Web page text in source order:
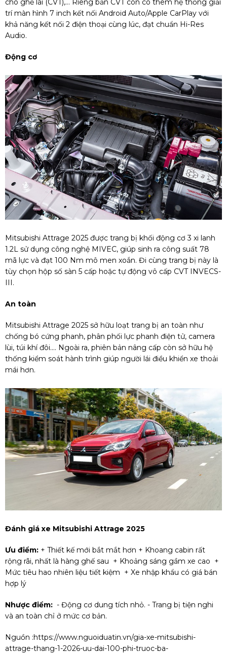
cho ghế lái (CVT),... Riêng bản CVT còn có thêm hệ thống giải
trí màn hình 7 inch kết nối Android Auto/Apple CarPlay với
khả năng kết nối 2 điện thoại cùng lúc, đạt chuẩn Hi-Res
Audio.
Động cơ
Mitsubishi Attrage 2025 được trang bị khối động cơ 3 xi lanh
1.2L sử dụng công nghệ MIVEC, giúp sinh ra công suất 78
mã lực và đạt 100 Nm mô men xoắn. Đi cùng trang bị này là
tùy chọn hộp số sàn 5 cấp hoặc tự động vô cấp CVT INVECS-
III.
An toàn
Mitsubishi Attrage 2025 sở hữu loạt trang bị an toàn như
chống bó cứng phanh, phân phối lực phanh điện tử, camera
lùi, túi khí đôi.... Ngoài ra, phiên bản nâng cấp còn sở hữu hệ
thống kiểm soát hành trình giúp người lái điều khiển xe thoải
mái hơn.
Đánh giá xe Mitsubishi Attrage 2025
Ưu điểm: + Thiết kế mới bắt mắt hơn + Khoang cabin rất
rộng rãi, nhất là hàng ghế sau ​​​​​​​ + Khoảng sáng gầm xe cao ​​​​​​​ +
Mức tiêu hao nhiên liệu tiết kiệm ​​​​​​​ + Xe nhập khẩu có giá bán
hợp lý
Nhược điểm: ​​​​​​​ - Động cơ dung tích nhỏ. - Trang bị tiện nghi
và an toàn chỉ ở mức cơ bản.
Nguồn :https://www.nguoiduatin.vn/gia-xe-mitsubishi-
attrage-thang-1-2026-uu-dai-100-phi-truoc-ba-